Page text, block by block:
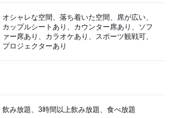
オシャレな空間、落ち着いた空間、席が広い、
カップルシートあり、カウンター席あり、ソフ
ァー席あり、カラオケあり、スポーツ観戦可、
プロジェクターあり
飲み放題、3時間以上飲み放題、食べ放題